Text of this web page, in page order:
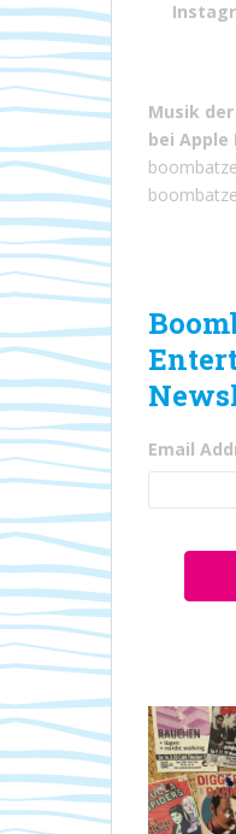
Musik
bei Apple
Email